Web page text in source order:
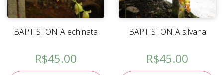
BAPTISTONIA echinata
R$45.00
BAPTISTONIA silvana
R$45.00